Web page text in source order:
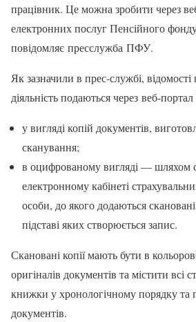
працівник. Це можна зробити через
електронних послуг Пенсійного
повідомляє пресслужба ПФУ.
Як зазначили в прес-службі, відомості
діяльність подаються через веб-
у вигляді копій документів,
сканування;
в оцифрованому вигляді — шляхом
електронному кабінеті
особи, до якого додаються
підставі яких створюється запис.
Скановані копії мають бути в
оригіналів документів та містити всі
книжки у хронологічному порядку та
документів.